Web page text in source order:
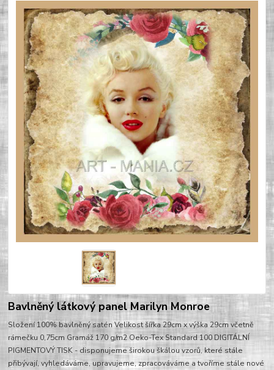
Bavlněný látkový panel Marilyn Monroe
Složení 100% bavlněný satén Velikost šířka 29cm x výška 29cm včetně
rámečku 0,75cm Gramáž 170 g/m2 Oeko-Tex Standard 100 DIGITÁLNÍ
PIGMENTOVÝ TISK - disponujeme širokou škálou vzorů, které stále
přibývají, vyhledáváme, upravujeme, zpracováváme a tvoříme stále nové